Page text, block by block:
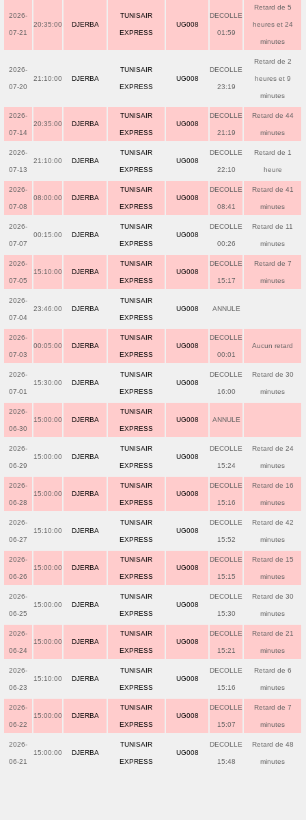
2026-
07-21
20:35:00 DJERBA
TUNISAIR
EXPRESS
UG008
DECOLLE
01:59
Retard de 5
heures et 24
minutes
2026-
07-20
21:10:00 DJERBA
TUNISAIR
EXPRESS
UG008
DECOLLE
23:19
Retard de 2
heures et 9
minutes
2026-
07-14
20:35:00 DJERBA
TUNISAIR
EXPRESS
UG008
DECOLLE
21:19
Retard de 44
minutes
2026-
07-13
21:10:00 DJERBA
TUNISAIR
EXPRESS
UG008
DECOLLE
22:10
Retard de 1
heure
2026-
07-08
08:00:00 DJERBA
TUNISAIR
EXPRESS
UG008
DECOLLE
08:41
Retard de 41
minutes
2026-
07-07
00:15:00 DJERBA
TUNISAIR
EXPRESS
UG008
DECOLLE
00:26
Retard de 11
minutes
2026-
07-05
15:10:00 DJERBA
TUNISAIR
EXPRESS
UG008
DECOLLE
15:17
Retard de 7
minutes
2026-
07-04
23:46:00 DJERBA
TUNISAIR
EXPRESS
UG008 ANNULE
2026-
07-03
00:05:00 DJERBA
TUNISAIR
EXPRESS
UG008
DECOLLE
00:01
Aucun retard
2026-
07-01
15:30:00 DJERBA
TUNISAIR
EXPRESS
UG008
DECOLLE
16:00
Retard de 30
minutes
2026-
06-30
15:00:00 DJERBA
TUNISAIR
EXPRESS
UG008 ANNULE
2026-
06-29
15:00:00 DJERBA
TUNISAIR
EXPRESS
UG008
DECOLLE
15:24
Retard de 24
minutes
2026-
06-28
15:00:00 DJERBA
TUNISAIR
EXPRESS
UG008
DECOLLE
15:16
Retard de 16
minutes
2026-
06-27
15:10:00 DJERBA
TUNISAIR
EXPRESS
UG008
DECOLLE
15:52
Retard de 42
minutes
2026-
06-26
15:00:00 DJERBA
TUNISAIR
EXPRESS
UG008
DECOLLE
15:15
Retard de 15
minutes
2026-
06-25
15:00:00 DJERBA
TUNISAIR
EXPRESS
UG008
DECOLLE
15:30
Retard de 30
minutes
2026-
06-24
15:00:00 DJERBA
TUNISAIR
EXPRESS
UG008
DECOLLE
15:21
Retard de 21
minutes
2026-
06-23
15:10:00 DJERBA
TUNISAIR
EXPRESS
UG008
DECOLLE
15:16
Retard de 6
minutes
2026-
06-22
15:00:00 DJERBA
TUNISAIR
EXPRESS
UG008
DECOLLE
15:07
Retard de 7
minutes
2026-
06-21
15:00:00 DJERBA
TUNISAIR
EXPRESS
UG008
DECOLLE
15:48
Retard de 48
minutes